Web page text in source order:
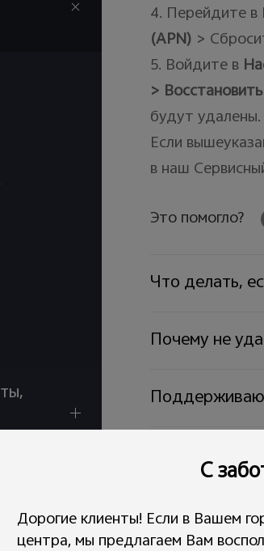
и
4. Перейдите
(APN) >
5. Войдите в
>
будут удалены.
Если
в наш
Это помогло?
Что делать,
Почему не
Почему не
Что делать,
С
Дорогие клиенты! Если в Вашем
центра, мы предлагаем Вам